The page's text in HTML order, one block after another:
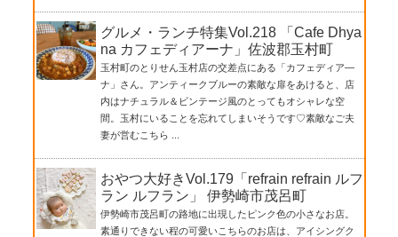
グルメ・ランチ特集Vol.218 「Cafe Dhya
na カフェディアーナ」佐波郡玉村町
玉村町のとりせん玉村店の交差点にある「カフェディア―
ナ」さん。アンティークブルーの素敵な扉をあけると、店
内はナチュラル＆ビンテージ風のとってもオシャレな空
間。玉村にいることを忘れてしまいそうです♡素敵なご夫
妻が営むこちら ...
おやつ大好きVol.179「refrain refrain ルフ
ラン ルフラン」 伊勢崎市茂呂町
伊勢崎市茂呂町の路地に出現したピンク色の小さなお店。
素通りできない程の可愛いこちらのお店は、アイシングク